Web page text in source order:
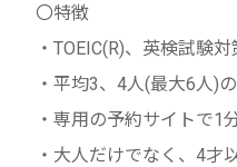
〇特徴
・TOEIC(R)、英検試験
・平均3、4人(最大6人)
・専用の予約サイトで1
・大人だけでなく、4才